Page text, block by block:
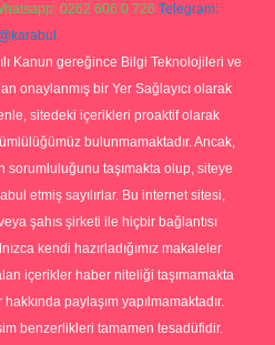
0262 606 0 726 Telegram:
@karabul
Kanun gereğince Bilgi Teknolojileri ve
onaylanmış bir Yer Sağlayıcı olarak
sitedeki içerikleri proaktif olarak
bulunmamaktadır. Ancak,
sorumluluğunu taşımakta olup, siteye
etmiş sayılırlar. Bu internet sitesi,
şahıs şirketi ile hiçbir bağlantısı
kendi hazırladığımız makaleler
içerikler haber niteliği taşımamakta
paylaşım yapılmamaktadır.
benzerlikleri tamamen tesadüfidir.